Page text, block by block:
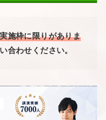
施枠に限りがありま
合わせください。